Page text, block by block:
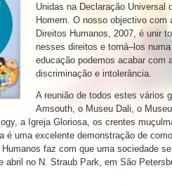
Unidas na Declaração Universal
Homem. O nosso objectivo com
Direitos Humanos, 2007, é unir
nesses direitos e torná–los
educação podemos acabar com
discriminação e intolerância.
A reunião de todos estes vários
Amsouth, o Museu Dali, o
a Igreja Gloriosa, os crentes
é uma excelente demonstração de
faz com que uma sociedade
abril no N. Straub Park, em São